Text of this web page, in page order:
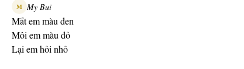
M My Bui
Mắt em màu đen
Môi em màu đỏ
Lại em hỏi nhỏ